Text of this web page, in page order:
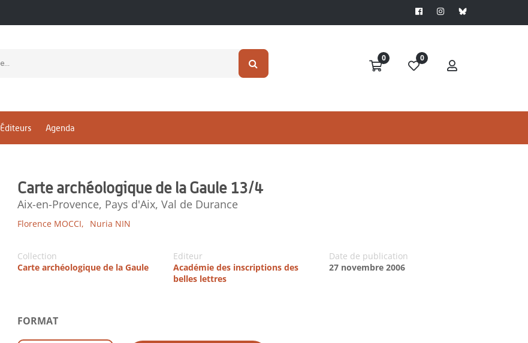
0 0
Éditeurs Agenda
Carte archéologique de la Gaule 13/4
Aix-en-Provence, Pays d'Aix, Val de Durance
Florence MOCCI, Nuria NIN
Collection
Carte archéologique de la Gaule
Editeur
Académie des inscriptions des
belles lettres
Date de publication
27 novembre 2006
FORMAT